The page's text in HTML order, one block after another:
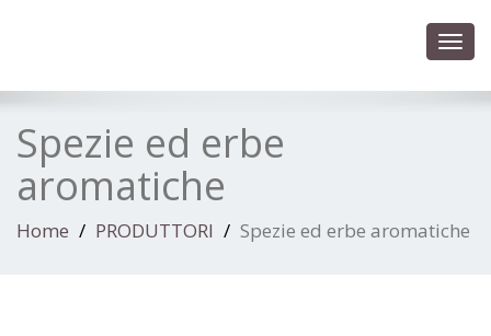
Spezie ed erbe
aromatiche
Home PRODUTTORI Spezie ed erbe aromatiche